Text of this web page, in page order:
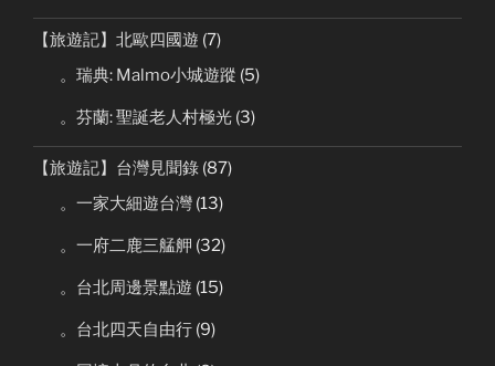
【旅遊記】北歐四國遊 (7)
。瑞典: Malmo小城遊蹤 (5)
。芬蘭: 聖誕老人村極光 (3)
【旅遊記】台灣見聞錄 (87)
。一家大細遊台灣 (13)
。一府二鹿三艋舺 (32)
。台北周邊景點遊 (15)
。台北四天自由行 (9)